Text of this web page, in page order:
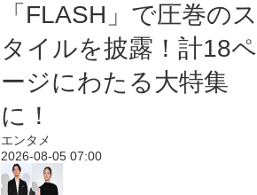
「FLASH」で圧巻のス
タイルを披露！計18ペ
ージにわたる大特集
に！
エンタメ
2026-08-05 07:00